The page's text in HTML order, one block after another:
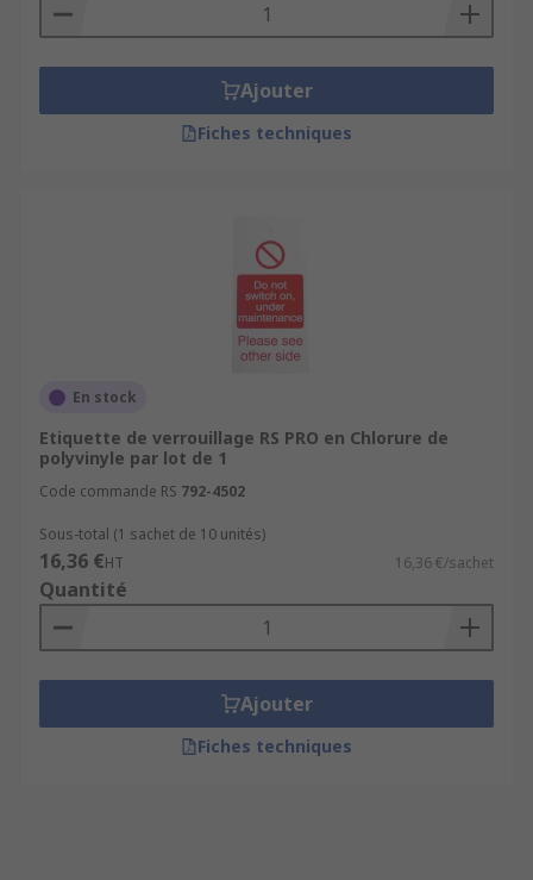
Ajouter
Fiches techniques
En stock
Etiquette de verrouillage RS PRO en Chlorure de
polyvinyle par lot de 1
Code commande RS 792-4502
Sous-total (1 sachet de 10 unités)
16,36 €HT 16,36 €/sachet
Quantité
Ajouter
Fiches techniques